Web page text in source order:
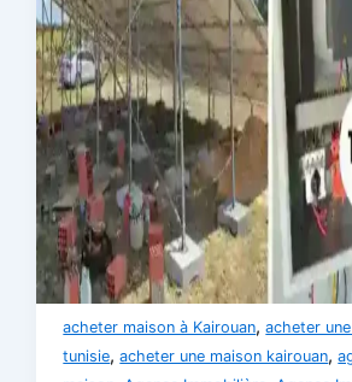
acheter maison à Kairouan,acheter
tunisie,acheter une maison kairouan,